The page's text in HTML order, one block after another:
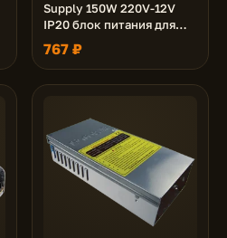
Supply 150W 220V-12V
IP20 блок питания для
светодиодной ленты
767 ₽